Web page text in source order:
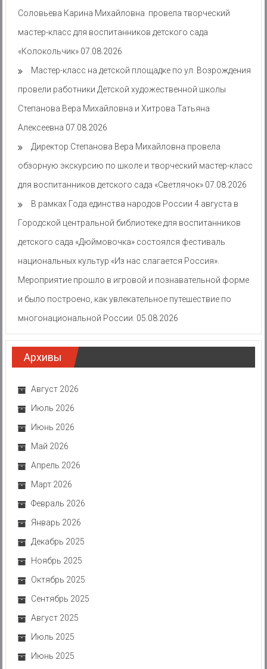
Соловьева Карина Михайловна провела творческий
мастер-класс для воспитанников детского сада
«Колокольчик» 07.08.2026
Мастер-класс на детской площадке по ул. Возрождения
провели работники Детской художественной школы
Степанова Вера Михайловна и Хитрова Татьяна
Алексеевна 07.08.2026
Директор Степанова Вера Михайловна провела
обзорную экскурсию по школе и творческий мастер-класс
для воспитанников детского сада «Светлячок» 07.08.2026
В рамках Года единства народов России 4 августа в
Городской центральной библиотеке для воспитанников
детского сада «Дюймовочка» состоялся фестиваль
национальных культур «Из нас слагается Россия».
Мероприятие прошло в игровой и познавательной форме
и было построено, как увлекательное путешествие по
многонациональной России. 05.08.2026
Архивы
Август 2026
Июль 2026
Июнь 2026
Май 2026
Апрель 2026
Март 2026
Февраль 2026
Январь 2026
Декабрь 2025
Ноябрь 2025
Октябрь 2025
Сентябрь 2025
Август 2025
Июль 2025
Июнь 2025